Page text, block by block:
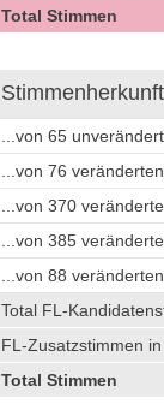
Total Stimmen
...von 65
...von 76
...von 370
...von 385
...von 88
Total FL-
FL-Zusatzstimmen
Total Stimmen